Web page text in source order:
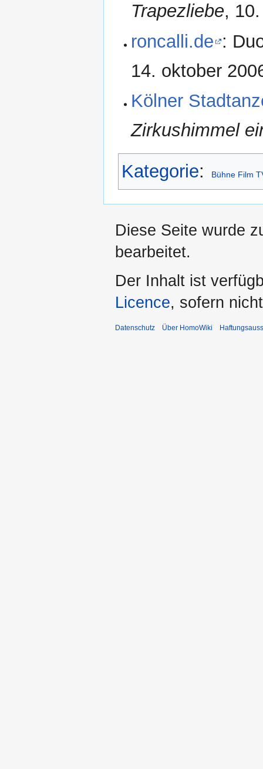
Trapezliebe,
roncalli.de :
14. oktober
Kölner
Zirkushimmel
Kategorie: Bühne Film
Diese Seite wurde
bearbeitet.
Der Inhalt ist
Licence, sofern
Datenschutz Über HomoWiki